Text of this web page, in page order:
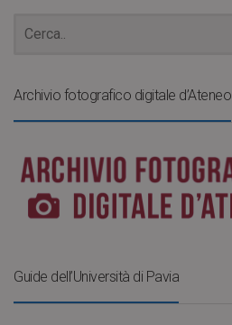
Archivio fotografico digitale d’Ateneo
Guide dell’Università di Pavia